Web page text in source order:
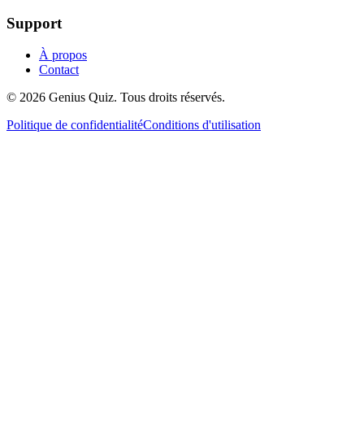
Support
À propos
Contact
© 2026 Genius Quiz. Tous droits réservés.
Politique de confidentialitéConditions d'utilisation